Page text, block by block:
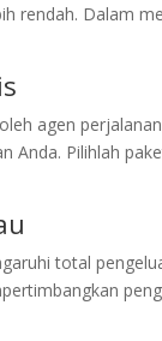
rendah. Dalam
agen
Anda. Pilihlah
total